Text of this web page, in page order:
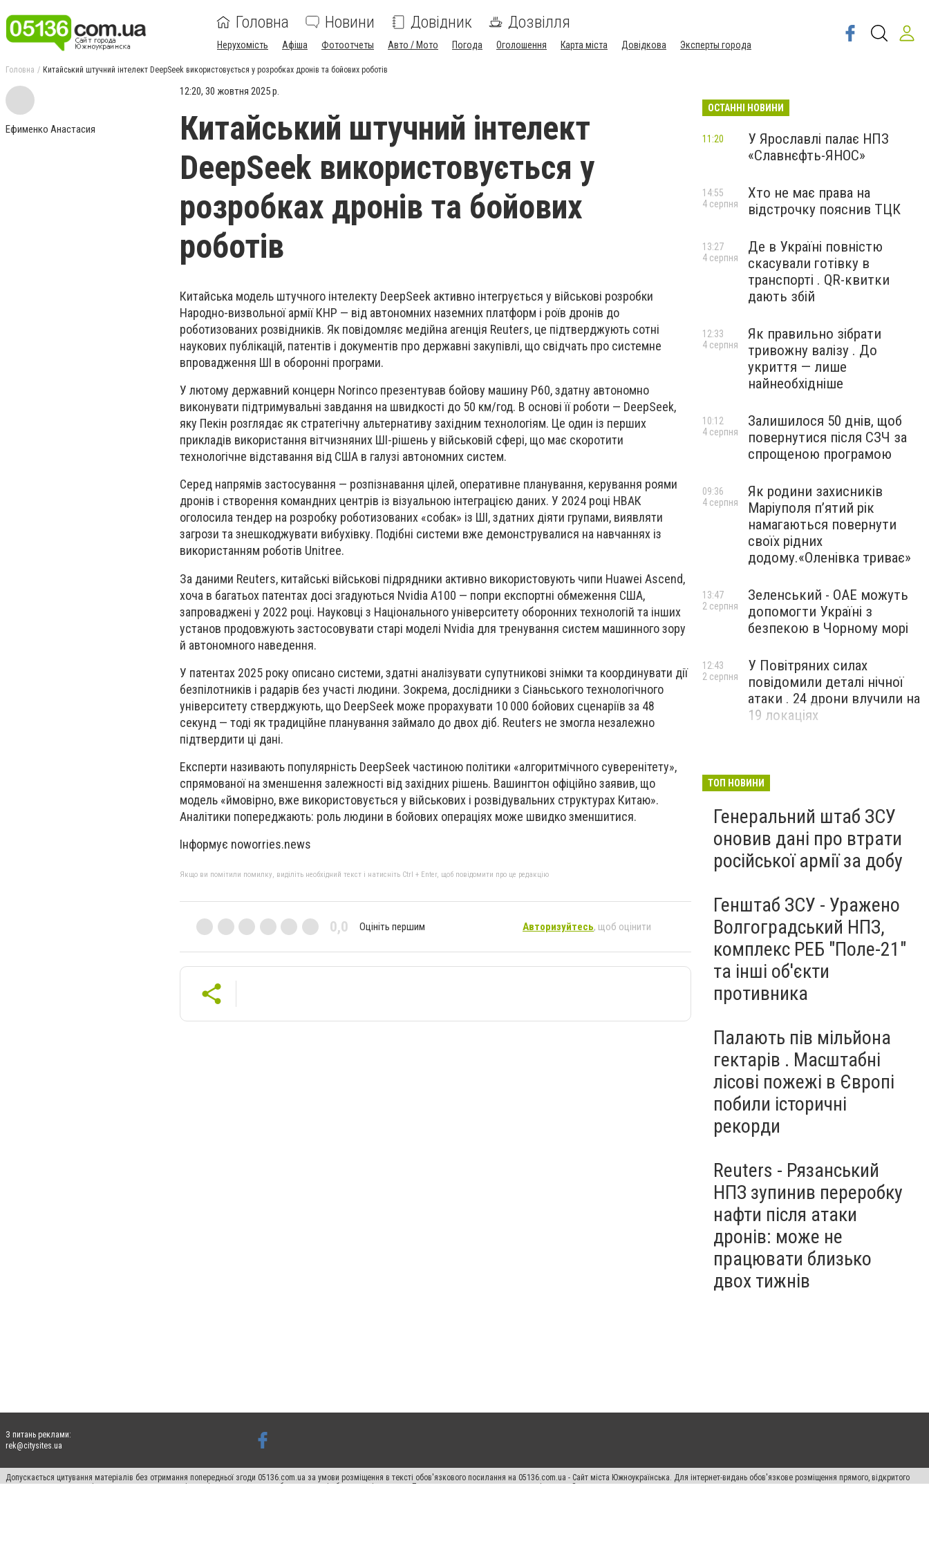
Головна Новини Довідник Дозвілля
Нерухомість Афіша Фотоотчеты Авто / Мото Погода Оголошення Карта міста Довідкова Эксперты города
Головна Китайський штучний інтелект DeepSeek використовується у розробках дронів та бойових роботів
Ефименко Анастасия
12:20, 30 жовтня 2025 р.
Китайський штучний інтелект
DeepSeek використовується у
розробках дронів та бойових
роботів
Китайська модель штучного інтелекту DeepSeek активно інтегрується у військові розробки
Народно-визвольної армії КНР — від автономних наземних платформ і роїв дронів до
роботизованих розвідників. Як повідомляє медійна агенція Reuters, це підтверджують сотні
наукових публікацій, патентів і документів про державні закупівлі, що свідчать про системне
впровадження ШІ в оборонні програми.
У лютому державний концерн Norinco презентував бойову машину P60, здатну автономно
виконувати підтримувальні завдання на швидкості до 50 км/год. В основі її роботи — DeepSeek,
яку Пекін розглядає як стратегічну альтернативу західним технологіям. Це один із перших
прикладів використання вітчизняних ШІ-рішень у військовій сфері, що має скоротити
технологічне відставання від США в галузі автономних систем.
Серед напрямів застосування — розпізнавання цілей, оперативне планування, керування роями
дронів і створення командних центрів із візуальною інтеграцією даних. У 2024 році НВАК
оголосила тендер на розробку роботизованих «собак» із ШІ, здатних діяти групами, виявляти
загрози та знешкоджувати вибухівку. Подібні системи вже демонструвалися на навчаннях із
використанням роботів Unitree.
За даними Reuters, китайські військові підрядники активно використовують чипи Huawei Ascend,
хоча в багатьох патентах досі згадуються Nvidia A100 — попри експортні обмеження США,
запроваджені у 2022 році. Науковці з Національного університету оборонних технологій та інших
установ продовжують застосовувати старі моделі Nvidia для тренування систем машинного зору
й автономного наведення.
У патентах 2025 року описано системи, здатні аналізувати супутникові знімки та координувати дії
безпілотників і радарів без участі людини. Зокрема, дослідники з Сіаньського технологічного
університету стверджують, що DeepSeek може прорахувати 10 000 бойових сценаріїв за 48
секунд — тоді як традиційне планування займало до двох діб. Reuters не змогла незалежно
підтвердити ці дані.
Експерти називають популярність DeepSeek частиною політики «алгоритмічного суверенітету»,
спрямованої на зменшення залежності від західних рішень. Вашингтон офіційно заявив, що
модель «ймовірно, вже використовується у військових і розвідувальних структурах Китаю».
Аналітики попереджають: роль людини в бойових операціях може швидко зменшитися.
Інформує noworries.news
Якщо ви помітили помилку, виділіть необхідний текст і натисніть Ctrl + Enter, щоб повідомити про це редакцію
0,0 Оцініть першим Авторизуйтесь, щоб оцінити
ОСТАННІ НОВИНИ
У Ярославлі палає НПЗ
«Славнєфть-ЯНОС»
11:20
Хто не має права на
відстрочку пояснив ТЦК
14:55
4 серпня
Де в Україні повністю
скасували готівку в
транспорті . QR-квитки
дають збій
13:27
4 серпня
Як правильно зібрати
тривожну валізу . До
укриття — лише
найнеобхідніше
12:33
4 серпня
Залишилося 50 днів, щоб
повернутися після СЗЧ за
спрощеною програмою
10:12
4 серпня
Як родини захисників
Маріуполя пʼятий рік
намагаються повернути
своїх рідних
додому.«Оленівка триває»
09:36
4 серпня
Зеленський - ОАЕ можуть
допомогти Україні з
безпекою в Чорному морі
13:47
2 серпня
У Повітряних силах
повідомили деталі нічної
атаки . 24 дрони влучили на
19 локаціях
12:43
2 серпня
ТОП НОВИНИ
Генеральний штаб ЗСУ
оновив дані про втрати
російської армії за добу
Генштаб ЗСУ - Уражено
Волгоградський НПЗ,
комплекс РЕБ "Поле-21"
та інші об'єкти
противника
Палають пів мільйона
гектарів . Масштабні
лісові пожежі в Європі
побили історичні
рекорди
Reuters - Рязанський
НПЗ зупинив переробку
нафти після атаки
дронів: може не
працювати близько
двох тижнів
З питань реклами:
rek@citysites.ua
Допускається цитування матеріалів без отримання попередньої згоди 05136.com.ua за умови розміщення в тексті обов'язкового посилання на 05136.com.ua - Сайт міста Южноукраїнська. Для інтернет-видань обов'язкове розміщення прямого, відкритого
для пошукових систем гіперпосилання на цитовані статті не нижче другого абзацу в тексті або в якості джерела. Порушення виняткових прав переслідується Законом.